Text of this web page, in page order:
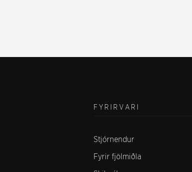
FYRIRVARI
Stjórnendur
Fyrir fjölmiðla